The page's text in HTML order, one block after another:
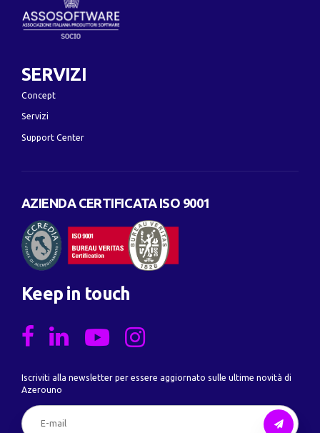
SERVIZI
Concept
Servizi
Support Center
AZIENDA CERTIFICATA ISO 9001
Keep in touch
Iscriviti alla newsletter per essere aggiornato sulle ultime novità di
Azerouno